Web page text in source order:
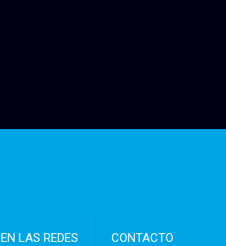
EN LAS REDES CONTACTO